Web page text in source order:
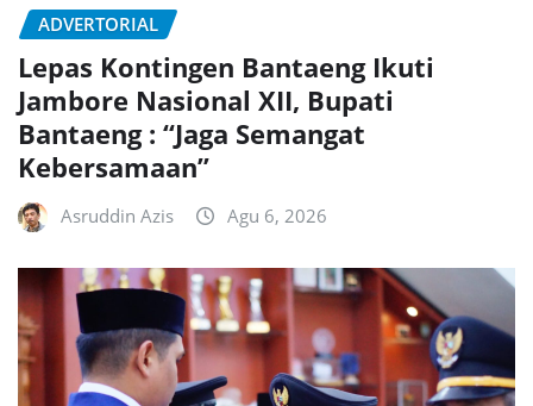
ADVERTORIAL
Lepas Kontingen Bantaeng Ikuti
Jambore Nasional XII, Bupati
Bantaeng : “Jaga Semangat
Kebersamaan”
Asruddin Azis Agu 6, 2026